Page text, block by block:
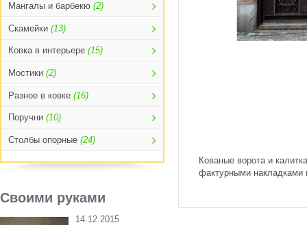
Мангалы и барбекю (2)
Скамейки (13)
Ковка в интерьере (15)
Мостики (2)
Разное в ковке (16)
Поручни (10)
Столбы опорные (24)
Своими руками
14.12.2015
Кованые ворота и
фактурными накладками